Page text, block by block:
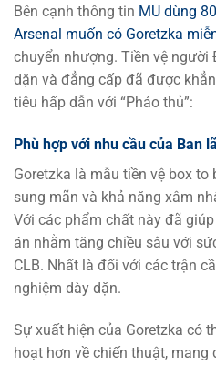
Bên cạnh thông tin MU dùng
Arsenal muốn có Goretzka
chuyển nhượng. Tiền vệ
dặn và đẳng cấp đã được
tiêu hấp dẫn với “Pháo thủ”:
Phù hợp với nhu cầu của Ban
Goretzka là mẫu tiền vệ box
sung mãn và khả năng xâm
Với các phẩm chất này đã
án nhằm tăng chiều sâu với
CLB. Nhất là đối với các trận
nghiệm dày dặn.
Sự xuất hiện của Goretzka có
hoạt hơn về chiến thuật,